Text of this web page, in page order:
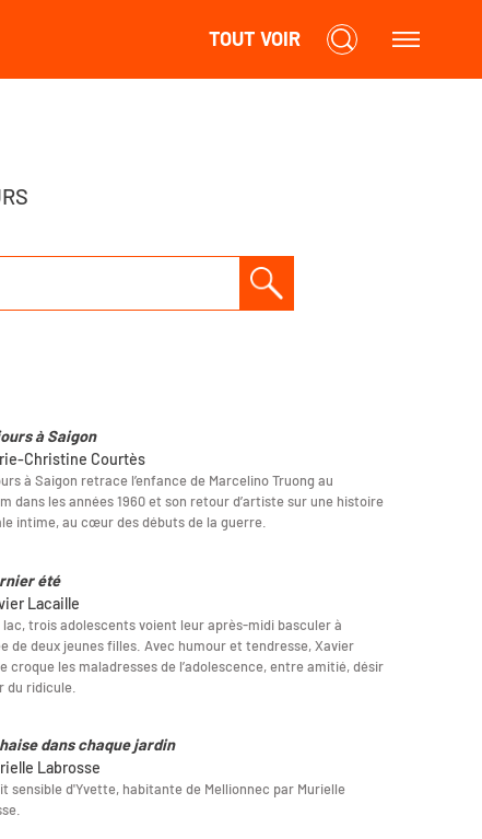
TOUT VOIR
à Saigon
Christine Courtès
à Saigon retrace l’enfance de Marcelino Truong au
dans les années 1960 et son retour d’artiste sur une histoire
intime, au cœur des débuts de la guerre.
été
Lacaille
lac, trois adolescents voient leur après-midi basculer à
de deux jeunes filles. Avec humour et tendresse, Xavier
croque les maladresses de l’adolescence, entre amitié, désir
du ridicule.
dans chaque jardin
Labrosse
sensible d'Yvette, habitante de Mellionnec par Murielle